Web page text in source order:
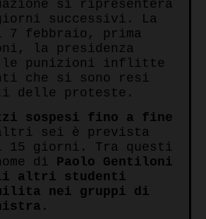
si ripresenterà
successivi. La
7 febbraio, prima
la presidenza
le punizioni inflitte
che si sono resi
delle proteste.
sospesi fino a fine
sei è prevista
15 giorni. Tra questi
di Paolo Gentiloni
altri studenti
nei gruppi di
.